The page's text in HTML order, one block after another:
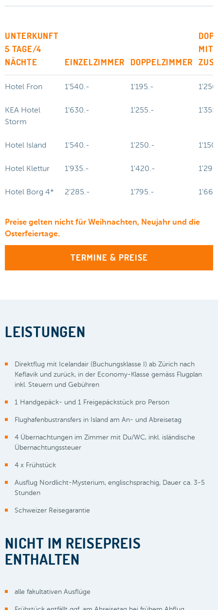
UNTERKUNFT
5 TAGE/4
NÄCHTE
EINZELZIMMER DOPPELZIMMER
MIT
Hotel Fron 1'540.- 1'195.-
KEA Hotel
Storm
1'630.- 1'255.-
Hotel Island 1'540.- 1'250.-
Hotel Klettur 1'935.- 1'420.-
Hotel Borg 4* 2'285.- 1'795.-
Preise gelten nicht für Weihnachten, Neujahr und die
Osterfeiertage.
TERMINE & PREISE
LEISTUNGEN
Direktflug mit Icelandair (Buchungsklasse I) ab Zürich nach
Keflavik und zurück, in der Economy-Klasse gemäss Flugplan
inkl. Steuern und Gebühren
1 Handgepäck- und 1 Freigepäckstück pro Person
Flughafenbustransfers in Island am An- und Abreisetag
4 Übernachtungen im Zimmer mit Du/WC, inkl. isländische
Übernachtungssteuer
4 x Frühstück
Ausflug Nordlicht-Mysterium, englischsprachig, Dauer ca. 3-5
Stunden
Schweizer Reisegarantie
NICHT IM REISEPREIS
ENTHALTEN
alle fakultativen Ausflüge